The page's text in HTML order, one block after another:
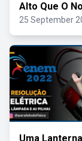
Alto Que O
25 September
Uma Lanterna